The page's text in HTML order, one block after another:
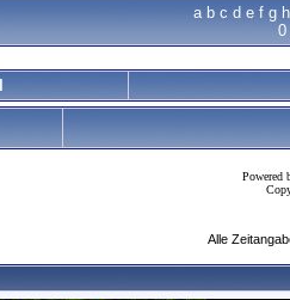
a b c d e f g h
0
Powered
Alle